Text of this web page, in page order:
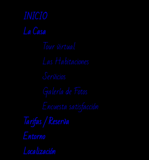
INICIO
La Casa
Tour virtual
Las Habitaciones
Servicios
Galería de Fotos
Encuesta satisfacción
Tarifas / Reserva
Entorno
Localización